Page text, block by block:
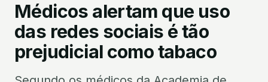
Médicos alertam que uso
das redes sociais é tão
prejudicial como tabaco